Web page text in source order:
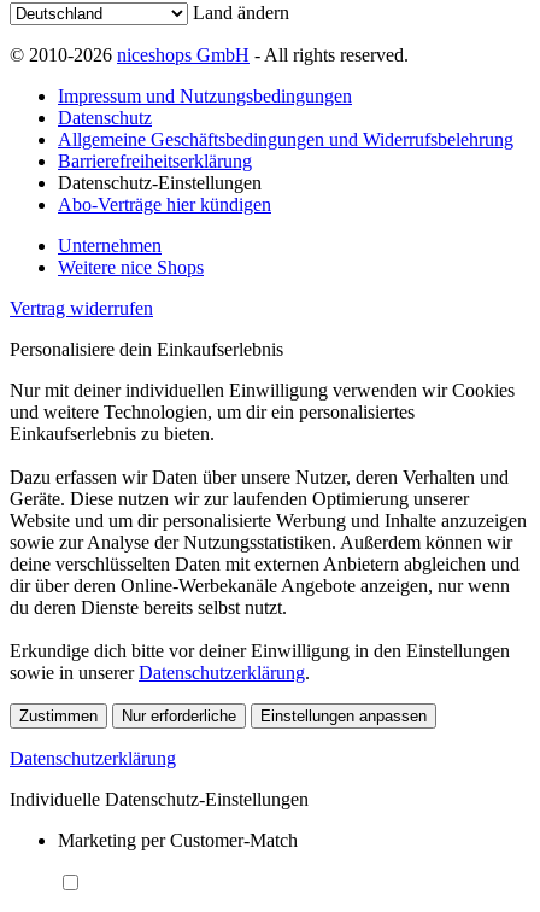
Land ändern
© 2010-2026 niceshops GmbH - All rights reserved.
Impressum und Nutzungsbedingungen
Datenschutz
Allgemeine Geschäftsbedingungen und Widerrufsbelehrung
Barrierefreiheitserklärung
Datenschutz-Einstellungen
Abo-Verträge hier kündigen
Unternehmen
Weitere nice Shops
Vertrag widerrufen
Personalisiere dein Einkaufserlebnis
Nur mit deiner individuellen Einwilligung verwenden wir Cookies
und weitere Technologien, um dir ein personalisiertes
Einkaufserlebnis zu bieten.
Dazu erfassen wir Daten über unsere Nutzer, deren Verhalten und
Geräte. Diese nutzen wir zur laufenden Optimierung unserer
Website und um dir personalisierte Werbung und Inhalte anzuzeigen
sowie zur Analyse der Nutzungsstatistiken. Außerdem können wir
deine verschlüsselten Daten mit externen Anbietern abgleichen und
dir über deren Online-Werbekanäle Angebote anzeigen, nur wenn
du deren Dienste bereits selbst nutzt.
Erkundige dich bitte vor deiner Einwilligung in den Einstellungen
sowie in unsererDatenschutzerklärung.
Zustimmen Nur erforderliche Einstellungen anpassen
Datenschutzerklärung
Individuelle Datenschutz-Einstellungen
Marketing per Customer-Match